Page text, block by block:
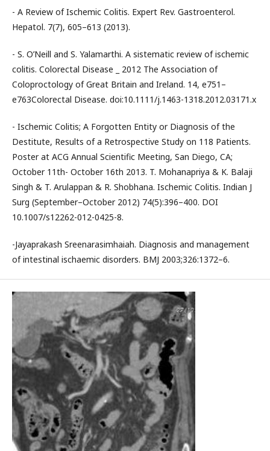
- A Review of Ischemic Colitis. Expert Rev. Gastroenterol.
Hepatol. 7(7), 605–613 (2013).
- S. O’Neill and S. Yalamarthi. A sistematic review of ischemic
colitis. Colorectal Disease _ 2012 The Association of
Coloproctology of Great Britain and Ireland. 14, e751–
e763Colorectal Disease. doi:10.1111/j.1463-1318.2012.03171.x
- Ischemic Colitis; A Forgotten Entity or Diagnosis of the
Destitute, Results of a Retrospective Study on 118 Patients.
Poster at ACG Annual Scientific Meeting, San Diego, CA;
October 11th- October 16th 2013. T. Mohanapriya & K. Balaji
Singh & T. Arulappan & R. Shobhana. Ischemic Colitis. Indian J
Surg (September–October 2012) 74(5):396–400. DOI
10.1007/s12262-012-0425-8.
-Jayaprakash Sreenarasimhaiah. Diagnosis and management
of intestinal ischaemic disorders. BMJ 2003;326:1372–6.